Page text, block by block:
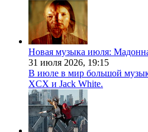
Новая музыка июля:
31 июля 2026, 19:15
В июле в мир большой
XCX и Jack White.